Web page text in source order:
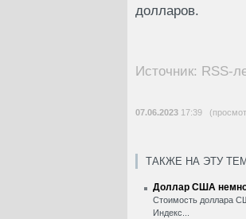
долларов.
Источник: RSS-
07.06.2023 17:39
ТАКЖЕ НА ЭТУ
Доллар США
Стоимость доллара
Индекс...